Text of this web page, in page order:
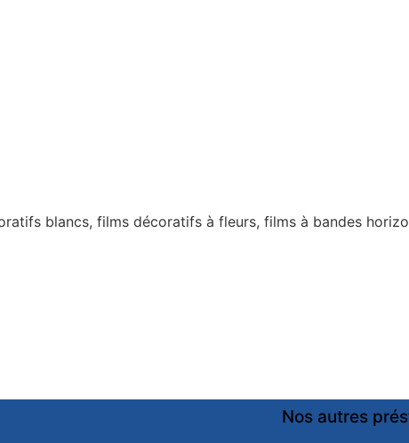
blancs, films décoratifs à fleurs, films à bandes
Nos autres